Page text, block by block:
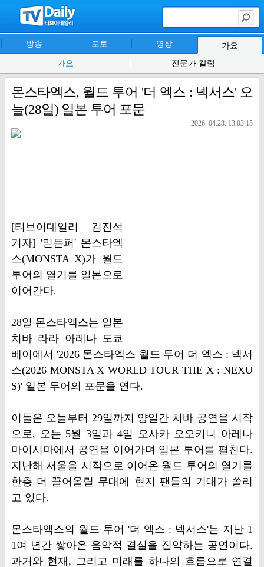
방송 포토 영상
가요
가요
전문가 칼럼
몬스타엑스, 월드 투어 '더 엑스 : 넥서스' 오
늘(28일) 일본 투어 포문
2026. 04.28. 13:03:15
[티브이데일리 김진석
기자] '믿듣퍼' 몬스타엑
스(MONSTA X)가 월드
투어의 열기를 일본으로
이어간다.
28일 몬스타엑스는 일본
치바 라라 아레나 도쿄
베이에서 '2026 몬스타엑스 월드 투어 더 엑스 : 넥서
스(2026 MONSTA X WORLD TOUR THE X : NEXU
S)' 일본 투어의 포문을 연다.
이들은 오늘부터 29일까지 양일간 치바 공연을 시작
으로, 오는 5월 3일과 4일 오사카 오오키니 아레나
마이시마에서 공연을 이어가며 일본 투어를 펼친다.
지난해 서울을 시작으로 이어온 월드 투어의 열기를
한층 더 끌어올릴 무대에 현지 팬들의 기대가 쏠리
고 있다.
몬스타엑스의 월드 투어 '더 엑스 : 넥서스'는 지난 1
1여 년간 쌓아온 음악적 결실을 집약하는 공연이다.
과거와 현재, 그리고 미래를 하나의 흐름으로 연결